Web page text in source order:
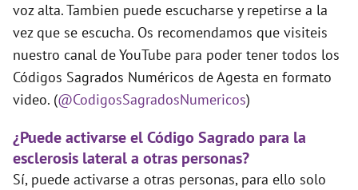
voz alta. Tambien puede escucharse y repetirse a la
vez que se escucha. Os recomendamos que visiteis
nuestro canal de YouTube para poder tener todos los
Códigos Sagrados Numéricos de Agesta en formato
video. (@CodigosSagradosNumericos)
¿Puede activarse el Código Sagrado para la
esclerosis lateral a otras personas?
Sí, puede activarse a otras personas, para ello solo